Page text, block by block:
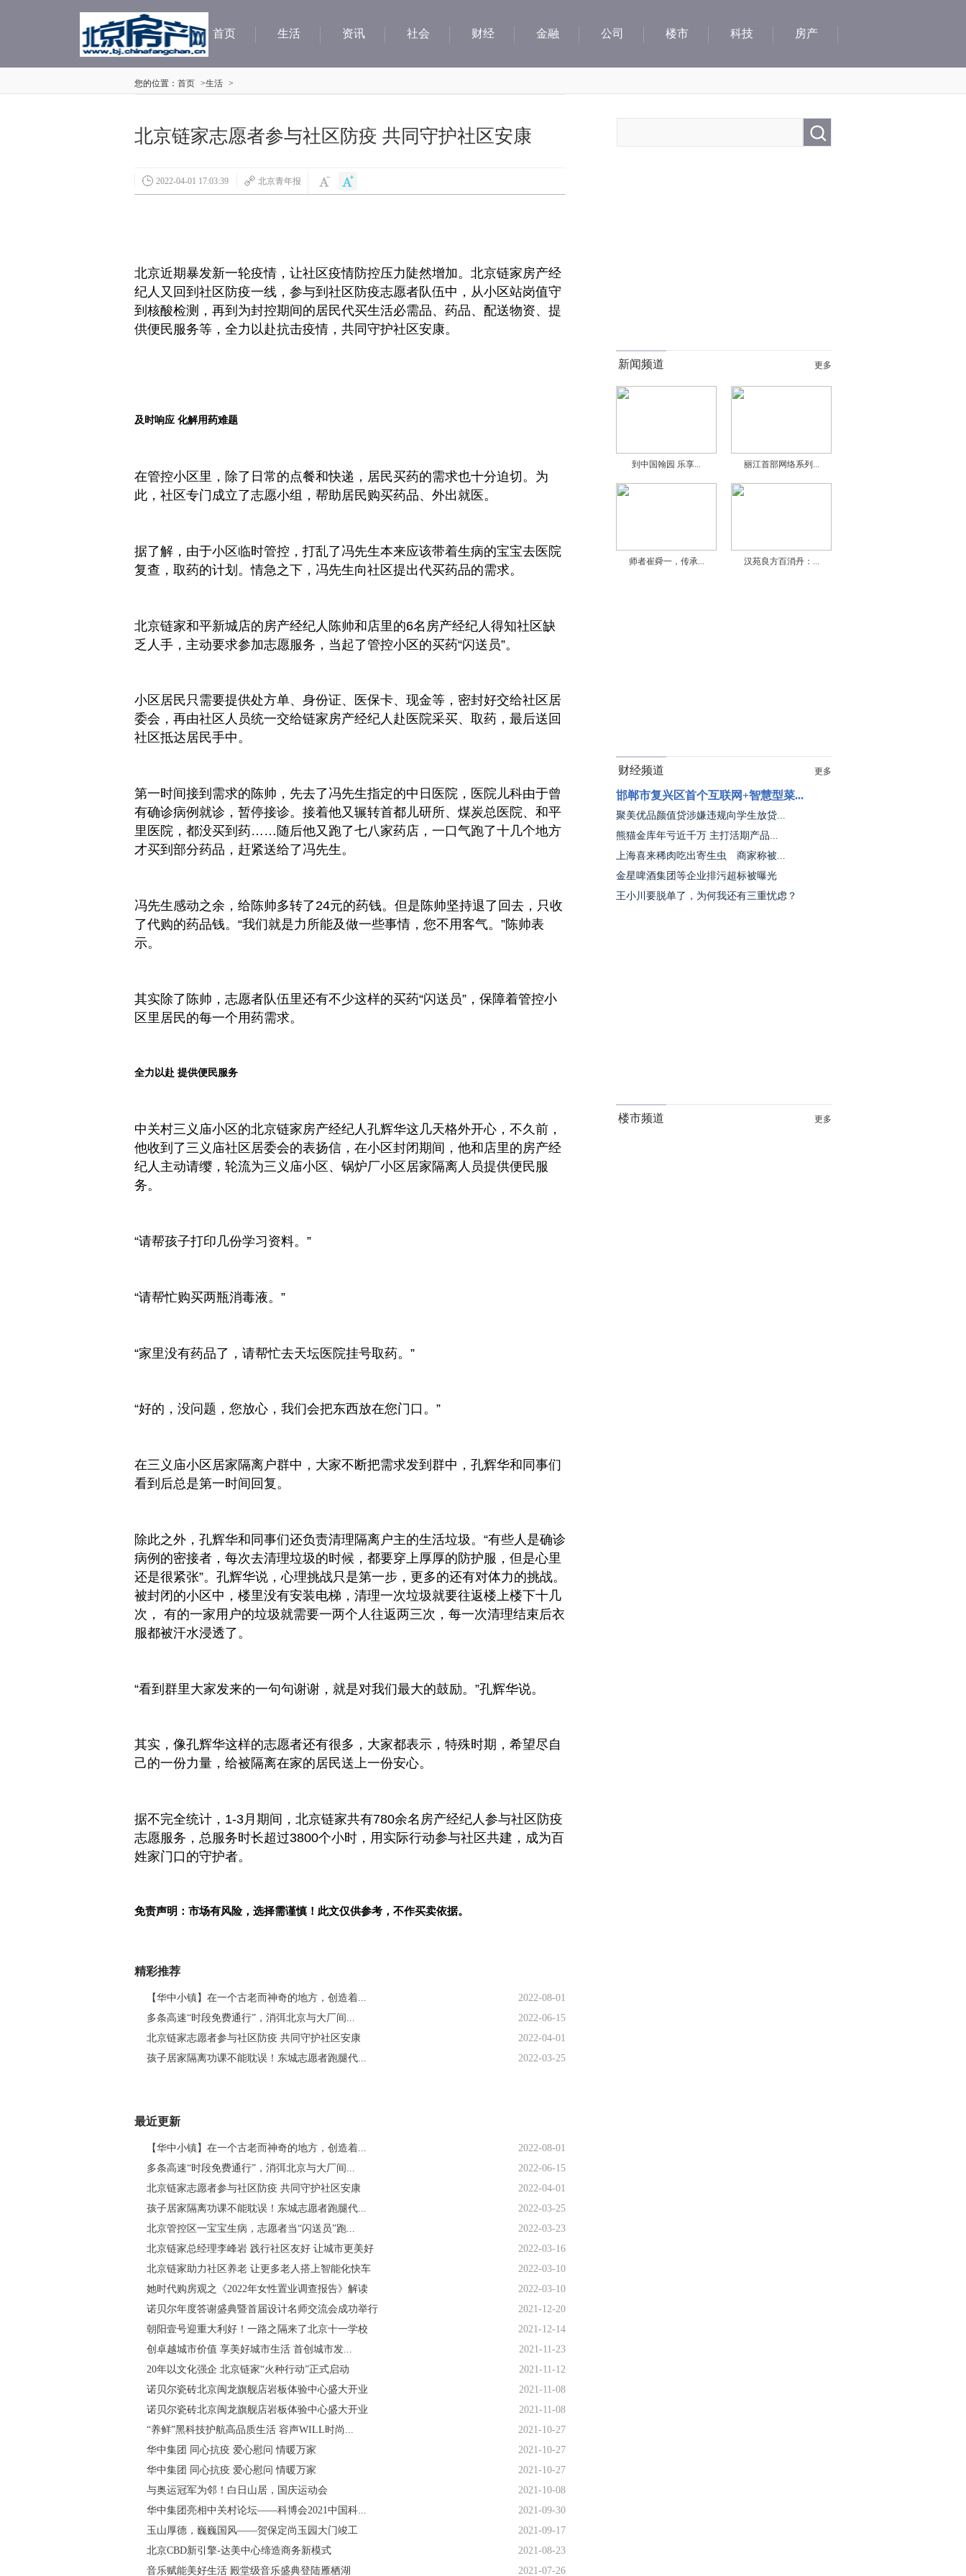
首页 生活 资讯 社会 财经 金融 公司 楼市 科技 房产
您的位置： 首页 >生活 >
北京链家志愿者参与社区防疫 共同守护社区安康
2022-04-01 17:03:39 北京青年报
北京近期暴发新一轮疫情 ，让社区疫情防控压力陡然增加。北京链家房产经
纪人又回到社区防疫一线，参与到社区防疫志愿者队伍中，从小区站岗值守
到核酸检测，再到为封控期间的居民代买生活必需品、药品、配送物资、提
供便民服务等，全力以赴抗击疫情 ，共同守护社区安康。
及时响应 化解用药难题
在管控小区里，除了日常的点餐和快递，居民买药的需求也十分迫切。为
此，社区专门成立了志愿小组，帮助居民购买药品、外出就医。
据了解，由于小区临时管控，打乱了冯先生本来应该带着生病的宝宝去医院
复查，取药的计划。情急之下，冯先生向社区提出代买药品的需求。
北京链家和平新城店的房产经纪人陈帅和店里的6名房产经纪人得知社区缺
乏人手，主动要求参加志愿服务，当起了管控小区的买药“闪送员”。
小区居民只需要提供处方单、 身份证、医保卡、现金等，密封好交给社区居
委会，再由社区人员统一交给链家房产经纪人赴医院采买、取药，最后送回
社区抵达居民手中。
第一时间接到需求的陈帅，先去了冯先生指定的中日医院，医院儿科由于曾
有确诊病例就诊，暂停接诊。接着他又辗转首都儿研所、煤炭总 医院、和平
里医院，都没买到药……随后他又跑了七八家药店，一口气跑了十几个地方
才买到部分药品，赶紧送给了冯先生。
冯先生感动之余，给陈帅多转了24元的药钱。但是陈帅坚持退了回去，只收
了代购的药品钱。“我们就是力所能及做一些事情，您不用客气。”陈帅表
示。
其实除了陈帅，志愿者队伍里还有不少这样的买药“闪送员”，保障着管控小
区里居民的每一个用药需求。
全力以赴 提供便民服务
中关村三义庙小区的北京链家房产经纪人孔辉华这几天格外开心，不久前，
他收到了三义庙社区居委会的表扬信，在小区封闭期间，他和店里的房产经
纪人主动请缨，轮流为三义庙小区、锅炉厂小区居家隔离人员提供便民服
务。
“请帮孩子打印几份学习资料。”
“请帮忙购买两瓶消毒液。”
“家里没有药品了，请帮忙去天坛医院挂号取药。”
“好的，没问题，您放心，我们会把东西放在您门口。”
在三义庙小区居家隔离户群中，大家不断把需求发到群中，孔辉华和同事们
看到后总是第一时间回复。
除此之外，孔辉华和同事们还负责清理隔离户主的生活垃圾。“有些人是确诊
病例的密接者，每次去清理垃圾的时候，都要穿上厚厚的防护服，但是心里
还是很紧张”。孔辉华说，心理挑战只是第一步，更多的还有对体力的挑战。
被封闭的小区中，楼里没有安装电梯，清理一次垃圾就要往返楼上楼下十几
次， 有的一家用户的垃圾就需要一两个人往返两三次，每一次清理结束后衣
服都被汗水浸透了。
“看到群里大家发来的一句句谢谢，就是对我们最大的鼓励。”孔辉华说。
其实，像孔辉华这样的志愿者还有很多，大家都表示，特殊时期，希望尽自
己的一份力量，给被隔离在家的居民送上一份安心。
据不完全统计，1-3月期间，北京链家共有780余名房产经纪人参与社区防疫
志愿服务， 总服务时长超过3800个小时，用实际行动参与社区共建，成为百
姓家门口的守护者。
免责声明：市场有风险，选择需谨慎！此文仅供参考，不作买卖依据。
精彩推荐
【华中小镇】在一个古老而神奇的地方，创造着...
2022-08-01
多条高速“时段免费通行”，消弭北京与大厂间...
2022-06-15
北京链家志愿者参与社区防疫 共同守护社区安康
2022-04-01
孩子居家隔离功课不能耽误！东城志愿者跑腿代...
2022-03-25
最近更新
【华中小镇】在一个古老而神奇的地方，创造着...
2022-08-01
多条高速“时段免费通行”，消弭北京与大厂间...
2022-06-15
北京链家志愿者参与社区防疫 共同守护社区安康
2022-04-01
孩子居家隔离功课不能耽误！东城志愿者跑腿代...
2022-03-25
北京管控区一宝宝生病，志愿者当“闪送员”跑...
2022-03-23
北京链家总经理李峰岩 践行社区友好 让城市更美好
2022-03-16
北京链家助力社区养老 让更多老人搭上智能化快车
2022-03-10
她时代购房观之《2022年女性置业调查报告》解读
2022-03-10
诺贝尔年度答谢盛典暨首届设计名师交流会成功举行
2021-12-20
朝阳壹号迎重大利好！一路之隔来了北京十一学校
2021-12-14
创卓越城市价值 享美好城市生活 首创城市发...
2021-11-23
20年以文化强企 北京链家“火种行动”正式启动
2021-11-12
诺贝尔瓷砖北京闽龙旗舰店岩板体验中心盛大开业
2021-11-08
诺贝尔瓷砖北京闽龙旗舰店岩板体验中心盛大开业
2021-11-08
“养鲜”黑科技护航高品质生活 容声WILL时尚...
2021-10-27
华中集团 同心抗疫 爱心慰问 情暖万家
2021-10-27
华中集团 同心抗疫 爱心慰问 情暖万家
2021-10-27
与奥运冠军为邻！白日山居，国庆运动会
2021-10-08
华中集团亮相中关村论坛——科博会2021中国科...
2021-09-30
玉山厚德，巍巍国风——贺保定尚玉园大门竣工
2021-09-17
北京CBD新引擎-达美中心缔造商务新模式
2021-08-23
音乐赋能美好生活 殿堂级音乐盛典登陆雁栖湖
2021-07-26
新闻频道 更多
到中国翰园 乐享... 丽江首部网络系列...
师者崔舜一，传承... 汉苑良方百消丹：...
财经频道 更多
邯郸市复兴区首个互联网+智慧型菜...
聚美优品颜值贷涉嫌违规向学生放贷...
熊猫金库年亏近千万 主打活期产品...
上海喜来稀肉吃出寄生虫 商家称被...
金星啤酒集团等企业排污超标被曝光
王小川要脱单了，为何我还有三重忧虑？
楼市频道 更多